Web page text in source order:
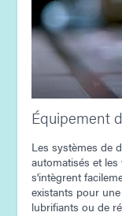
Guide :
Équipement
Les systèmes de
automatisés et
s'intègrent
existants pour
lubrifiants ou de